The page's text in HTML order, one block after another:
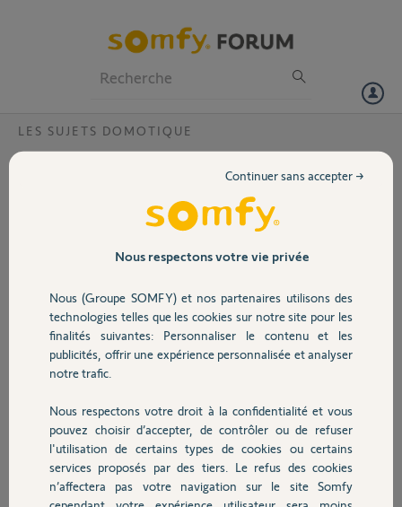
Volet
Sécurité
Domotique
Chauffage
Autres produits
LES SUJETS DOMOTIQUE
Probleme piles detecteur
Bonjour, depuis ce week-end, lorsque je me connecte a l'interface
Tahoma, sur tous les détecteurs configurés (ouverture, mouvement,
fumée), j'ai le symbole "piles HS" qui apparaît.
Et de ce fait, plus aucun detecteur n'est controlé par l'interface.
Lorsque je fais un test manuel des détecteurs, tout fonctionne bien.
Jean-Marc
Participer au fil de discussion
Réponses
Bonjour,
Nous respectons votre vie privée
Nous (Groupe SOMFY) et nos partenaires utilisons des
technologies telles que les cookies sur notre site pour les
finalités suivantes: Personnaliser le contenu et les
publicités, offrir une expérience personnalisée et analyser
notre trafic.
Nous respectons votre droit à la confidentialité et vous
pouvez choisir d’accepter, de contrôler ou de refuser
l'utilisation de certains types de cookies ou certains
services proposés par des tiers. Le refus des cookies
n’affectera pas votre navigation sur le site Somfy
Continuer sans accepter →